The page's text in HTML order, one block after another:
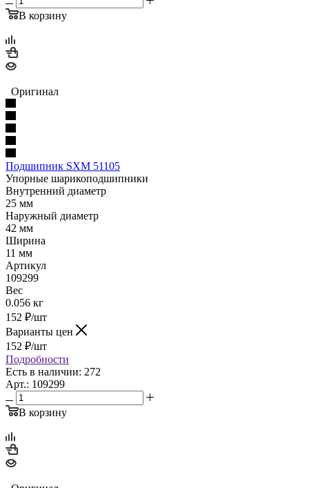
В корзину
Оригинал
Подшипник SXM 51105
Упорные шарикоподшипники
Внутренний диаметр
25 мм
Наружный диаметр
42 мм
Ширина
11 мм
Артикул
109299
Вес
0.056 кг
152 ₽/шт
Варианты цен
152 ₽/шт
Подробности
Есть в наличии: 272
Арт.: 109299
В корзину